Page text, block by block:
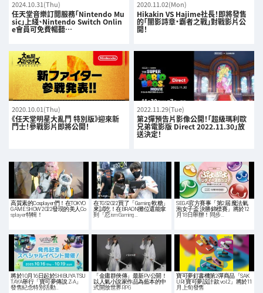
2024.10.31(Thu)
任天堂音樂訂閲服務「Nintendo Mu
sic」上綫、Nintendo Switch Onlin
e會員可免費暢聽…
2020.11.02(Mon)
Hikakin VS Hajime社長！即將發售
的「闇影詩章‧霸者之戰」對戰影片公
開！
2020.10.01(Thu)
《任天堂明星大亂鬥 特別版》迎來新
鬥士！參戰影片即將公開！
2022.11.29(Tue)
第2彈預告片影像公開！「超級瑪利歐
兄弟電影版 Direct 2022.11.30」放
送決定！
高質素的Cosplayer們！在TOKYO
GAME SHOW 2022發現的美人Co
splayer特輯！
在TGS2022買了「Gaming 軟糖」
來試吃！在BRAON攤位還能拿
到「忍ism Gaming…
SEGA官方賽事「第2屆 魔法氣
泡女子盃 決勝錦標賽」將於12
月18日舉辦！同步…
將於10月16日起於SHIBUYA TSU
TAYA舉行「寶可夢傳說 Z-A」
發售紀念特別活動…
「金庸群俠傳」最新PV公開！
以人氣小說家作品為藍本的中
式開放世界RPG
寶可夢釘書機第2彈商品「SAK
URI 寶可夢設計款 vol.2」將於11
月上旬發售